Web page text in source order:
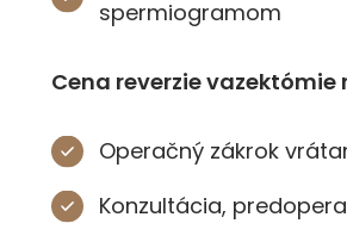
spermiogramom
Cena reverzie vazektómie
Operačný zákrok
Konzultácia,